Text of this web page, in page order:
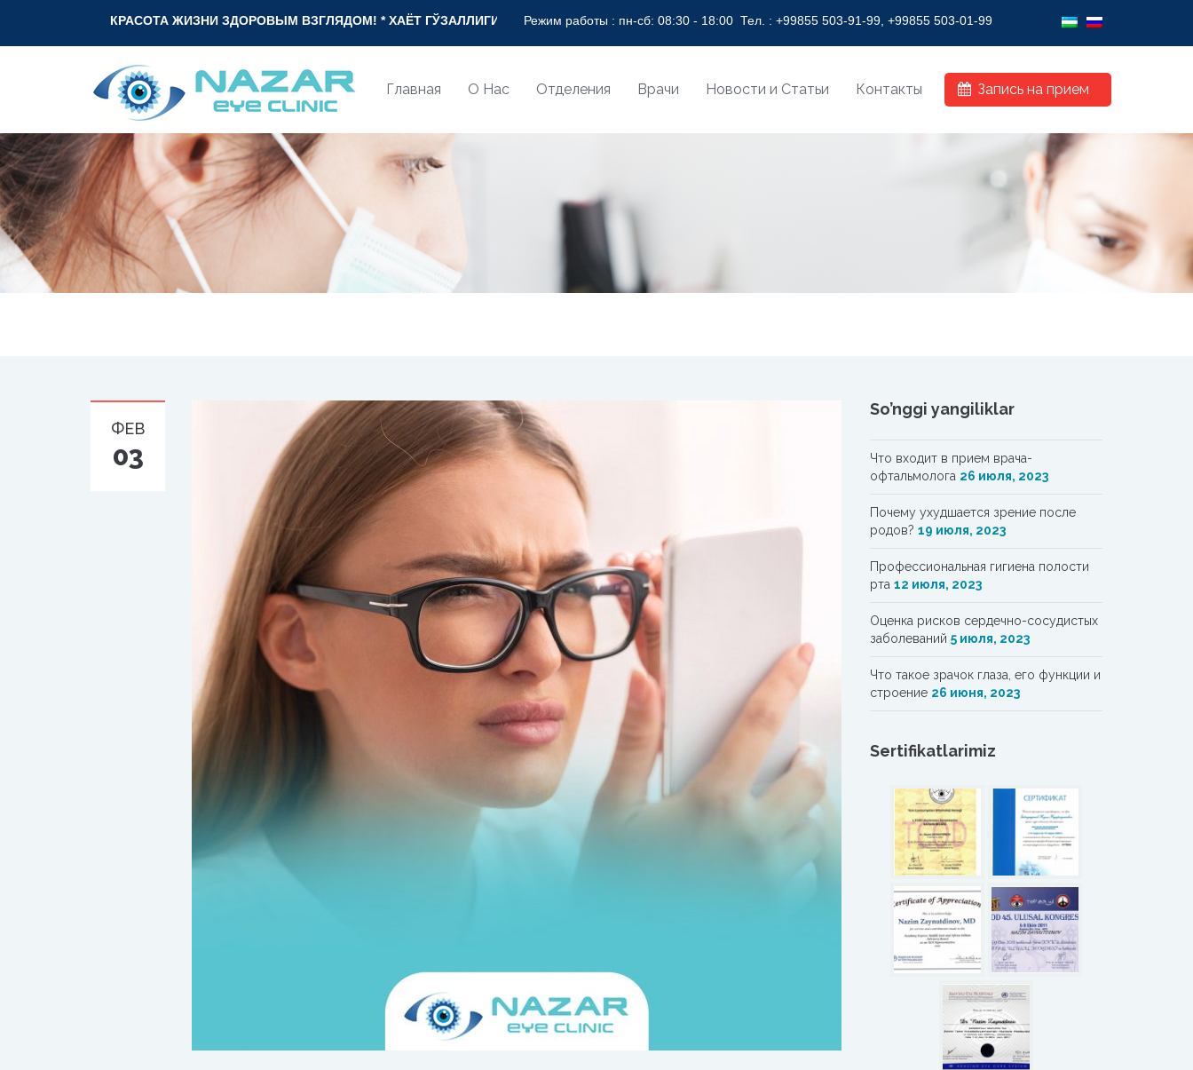
КРАСОТА ЖИЗНИ ЗДОРОВЫМ ВЗГЛЯДОМ! * ХАЁТ ГЎЗАЛЛИГИ СОҒЛОМ НИГОҲ БИЛАН! * BEAUTY OF LIFE WITH HEALTHY VISION!
Режим работы : пн-сб: 08:30 - 18:00Тел. : +99855 503-91-99, +99855 503-01-99
Главная О Нас Отделения Врачи Новости и Статьи Контакты Запись на прием
ФЕВ
03
So’nggi yangiliklar
Что входит в прием врача-
офтальмолога 26 июля, 2023
Почему ухудшается зрение после
родов? 19 июля, 2023
Профессиональная гигиена полости
рта 12 июля, 2023
Oценка рисков сердечно-сосудистых
заболеваний 5 июля, 2023
Что такое зрачок глаза, его функции и
строение 26 июня, 2023
Sertifikatlarimiz